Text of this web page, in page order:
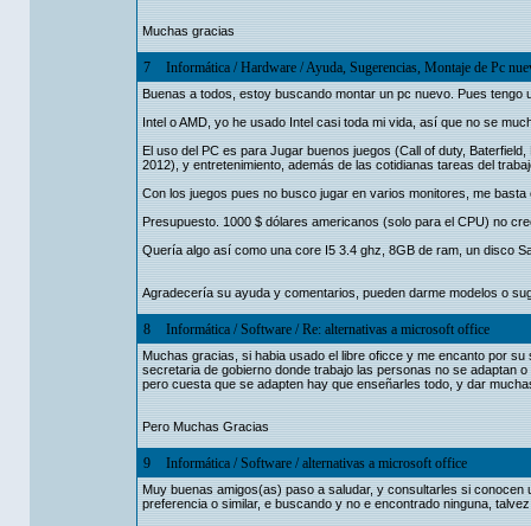
Muchas gracias
7 Informática/Hardware/Ayuda, Sugerencias, Montaje de Pc
Buenas a todos, estoy buscando montar un pc nuevo. Pues tengo
Intel o AMD, yo he usado Intel casi toda mi vida, así que no se
El uso del PC es para Jugar buenos juegos (Call of duty,
2012), y entretenimiento, además de las cotidianas tareas del
Con los juegos pues no busco jugar en varios monitores, me
Presupuesto. 1000 $ dólares americanos (solo para el CPU) no
Quería algo así como una core I5 3.4 ghz, 8GB de ram, un disco
Agradecería su ayuda y comentarios, pueden darme modelos o
8 Informática/Software/Re: alternativas a microsoft office
Muchas gracias, si habia usado el libre oficce y me encanto por
secretaria de gobierno donde trabajo las personas no se adaptan
pero cuesta que se adapten hay que enseñarles todo, y dar
Pero Muchas Gracias
9 Informática/Software/alternativas a microsoft office
Muy buenas amigos(as) paso a saludar, y consultarles si
preferencia o similar, e buscando y no e encontrado ninguna,